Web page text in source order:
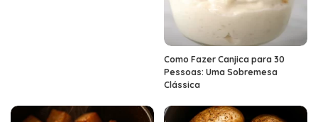
Como Fazer Canjica para 30
Pessoas: Uma Sobremesa
Clássica